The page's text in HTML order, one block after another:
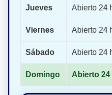
Jueves Abierto 24
Viernes Abierto 24
Sábado Abierto 24
Domingo Abierto